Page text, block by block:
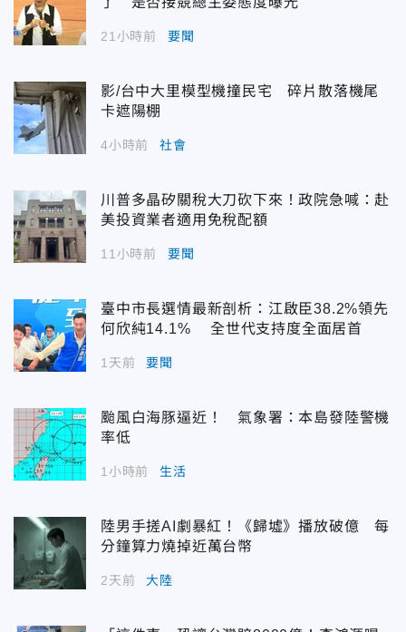
21小時前 要聞
影/台中大里模型機撞民宅 碎片散落機尾
卡遮陽棚
4小時前 社會
川普多晶矽關稅大刀砍下來！政院急喊：赴
美投資業者適用免稅配額
11小時前 要聞
臺中市長選情最新剖析：江啟臣38.2%領先
何欣純14.1% 全世代支持度全面居首
1天前 要聞
颱風白海豚逼近！ 氣象署：本島發陸警機
率低
1小時前 生活
陸男手搓AI劇暴紅！《歸墟》播放破億 每
分鐘算力燒掉近萬台幣
2天前 大陸